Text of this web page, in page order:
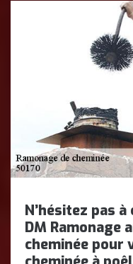
N’hésitez pas
DM Ramonage
cheminée pour